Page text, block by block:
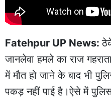
Fatehpur UP News:
जानलेवा हमले का राज
में मौत हो जाने के बाद भी
पकड़ नहीं पाई है।ऐसे में